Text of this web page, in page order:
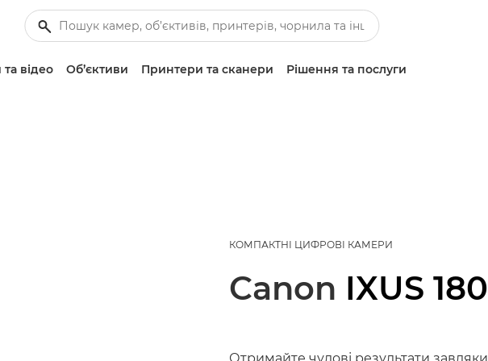
відео Об’єктиви Принтери та сканери Рішення та послуги
КОМПАКТНІ ЦИФРОВІ КАМЕРИ
Canon IXUS 180
Отримайте чудові результати завдяки